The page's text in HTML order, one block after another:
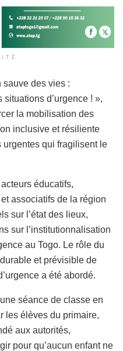
sauve des vies :
d’urgence ! »,
la mobilisation des
inclusive et résiliente
qui fragilisent le
éducatifs,
associatifs de la région
sur l’état des lieux,
sur l’institutionnalisation
au Togo. Le rôle du
et prévisible de
a été abordé.
séance de classe en
les élèves du primaire,
aux autorités,
pour qu’aucun enfant ne